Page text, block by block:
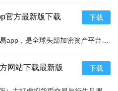
官方最新版下载
下载
网站下载最新版
下载